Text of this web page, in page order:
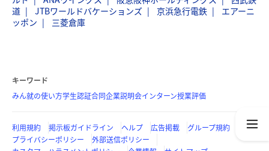
道
JTBワールドバケーションズ 京浜急行電鉄
エアーニ
ッポン
三菱倉庫
キーワード
みん就の使い方学生認証合同企業説明会インターン授業評価
利用規約 掲示板ガイドライン ヘルプ 広告掲載
グループ規約
プライバシーポリシー
外部送信ポリシー